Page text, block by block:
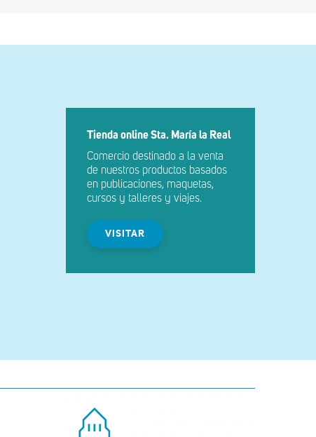
Tienda online Sta. María la Real
Comercio destinado a la venta
de nuestros productos basados
en publicaciones, maquetas,
cursos y talleres y viajes.
VISITAR